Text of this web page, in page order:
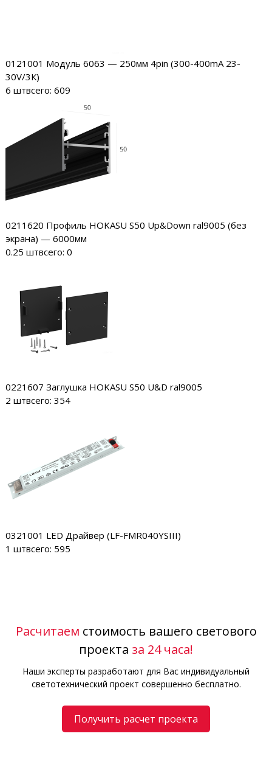
0121001 Модуль 6063 — 250мм 4pin (300-400mA 23-
30V/3К)
6 штвсего: 609
0211620 Профиль HOKASU S50 Up&Down ral9005 (без
экрана) — 6000мм
0.25 штвсего: 0
0221607 Заглушка HOKASU S50 U&D ral9005
2 штвсего: 354
0321001 LED Драйвер (LF-FMR040YSIII)
1 штвсего: 595
Расчитаем стоимость вашего светового
проекта за 24 часа!
Наши эксперты разработают для Вас индивидуальный
светотехнический проект совершенно бесплатно.
Получить расчет проекта